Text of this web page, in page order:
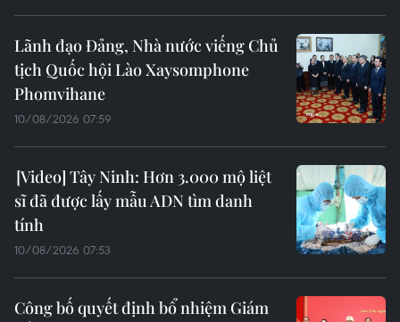
Lãnh đạo Đảng, Nhà nước viếng Chủ
tịch Quốc hội Lào Xaysomphone
Phomvihane
10/08/2026 07:59
Tây Ninh: Hơn 3.000 mộ liệt
sĩ đã được lấy mẫu ADN tìm danh
tính
10/08/2026 07:53
Công bố quyết định bổ nhiệm Giám